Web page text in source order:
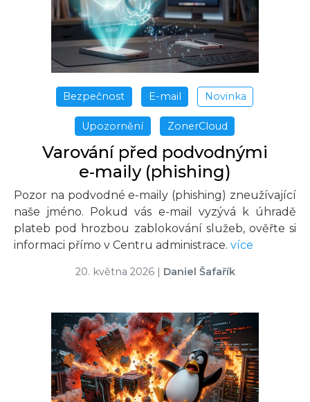
Bezpečnost E-mail Novinka
Upozornění ZonerCloud
Varování před podvodnými
e‑maily (phishing)
Pozor na podvodné e-maily (phishing) zneužívající
naše jméno. Pokud vás e-mail vyzývá k úhradě
plateb pod hrozbou zablokování služeb, ověřte si
informaci přímo v Centru administrace. více
20. května 2026| Daniel Šafařík